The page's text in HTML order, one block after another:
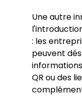
Une autre
: les
peuvent
QR ou des